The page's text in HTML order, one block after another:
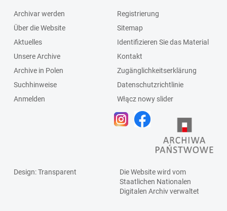
Archivar werden
Über die Website
Aktuelles
Unsere Archive
Archive in Polen
Suchhinweise
Anmelden
Registrierung
Sitemap
Identifizieren Sie das Material
Kontakt
Zugänglichkeitserklärung
Datenschutzrichtlinie
Włącz nowy slider
Design: Transparent
Die Website wird vom
Staatlichen Nationalen
Digitalen Archivverwaltet